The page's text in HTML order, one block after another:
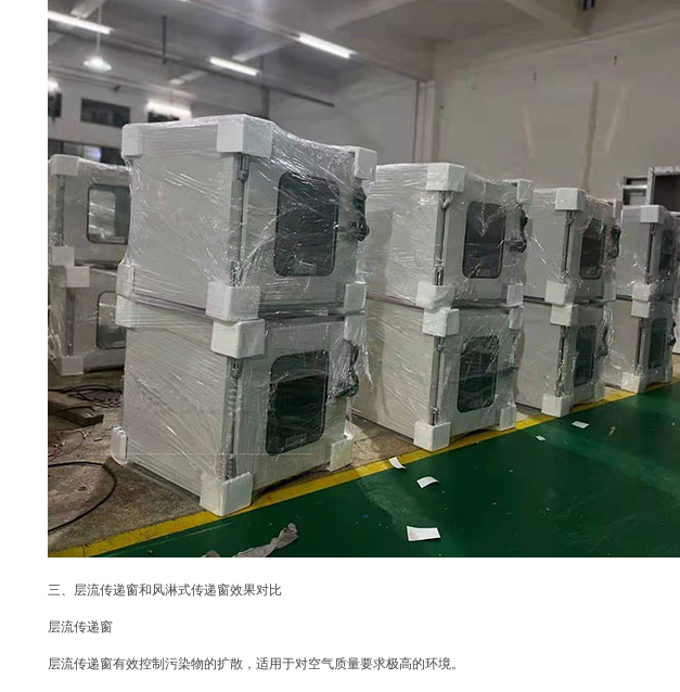
三、层流传递窗和风淋式传递窗效果对比
层流传递窗
层流传递窗有效控制污染物的扩散，适用于对空气质量要求极高的环境。